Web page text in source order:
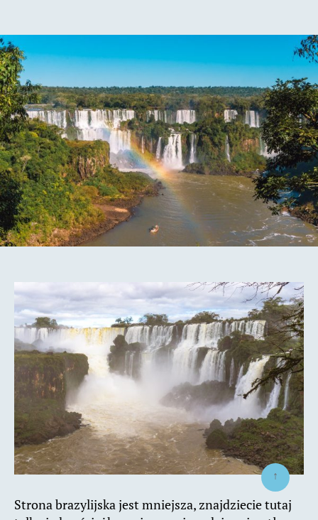
Strona brazylijska jest mniejsza, znajdziecie tutaj
↑